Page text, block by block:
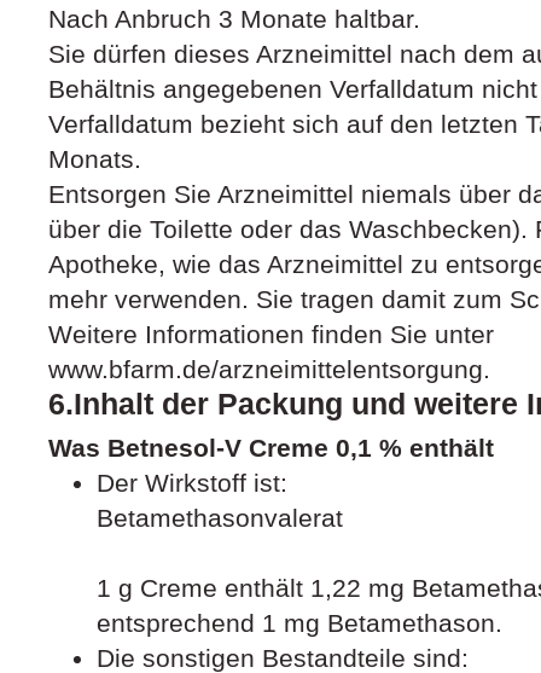
Nach Anbruch 3 Monate haltbar.
Sie dürfen dieses Arzneimittel nach dem
Behältnis angegebenen Verfalldatum
Verfalldatum bezieht sich auf den letzten
Monats.
Entsorgen Sie Arzneimittel niemals über
über die Toilette oder das Waschbecken).
Apotheke, wie das Arzneimittel zu
mehr verwenden. Sie tragen damit zum
Weitere Informationen finden Sie unter
www.bfarm.de/arzneimittelentsorgung.
6.Inhalt der Packung und weitere
Was Betnesol-V Creme 0,1 % enthält
Der Wirkstoff ist:
Betamethasonvalerat
1 g Creme enthält 1,22 mg
entsprechend 1 mg Betamethason.
Die sonstigen Bestandteile sind: